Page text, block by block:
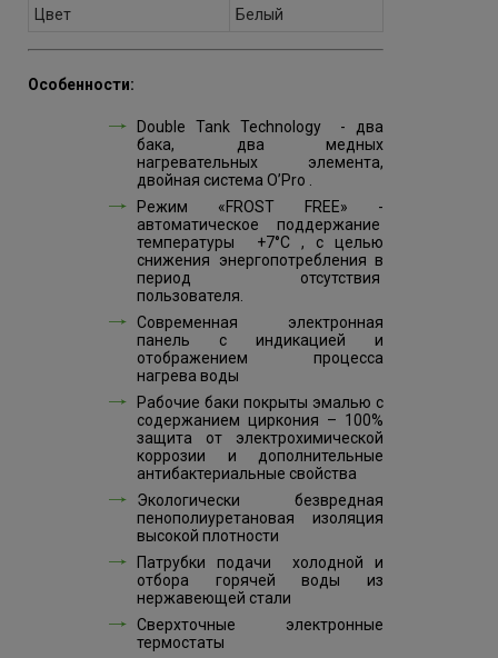
Цвет
Белый
Особенности:
Double Tank Technology - два
бака, два медных
нагревательных элемента,
двойная система O’Pro .
Режим «FROST FREE» -
автоматическое поддержание
температуры +7°C , с целью
снижения энергопотребления в
период отсутствия
пользователя.
Современная электронная
панель с индикацией и
отображением процесса
нагрева воды
Рабочие баки покрыты эмалью с
содержанием циркония – 100%
защита от электрохимической
коррозии и дополнительные
антибактериальные свойства
Экологически безвредная
пенополиуретановая изоляция
высокой плотности
Патрубки подачи холодной и
отбора горячей воды из
нержавеющей стали
Сверхточные электронные
термостаты